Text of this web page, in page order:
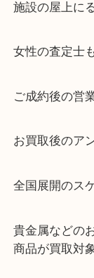
をいただいて
アル・プラ
施設の屋上に
お買取後のア